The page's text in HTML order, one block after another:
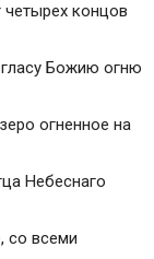
четырех концов
Божию огню
огненное на
Небеснаго
со всеми